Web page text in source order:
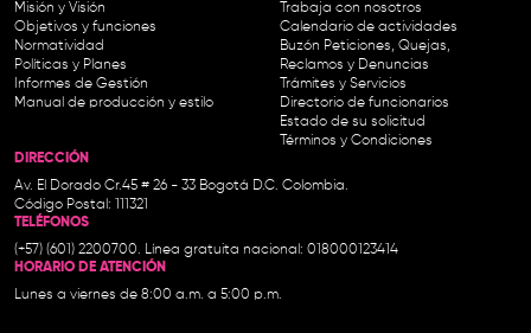
Misión y Visión
Objetivos y funciones
Normatividad
Políticas y Planes
Informes de Gestión
Manual de producción y estilo
Trabaja con nosotros
Calendario de actividades
Buzón Peticiones, Quejas,
Reclamos y Denuncias
Trámites y Servicios
Directorio de funcionarios
Estado de su solicitud
Términos y Condiciones
DIRECCIÓN
Av. El Dorado Cr.45 # 26 - 33 Bogotá D.C. Colombia.
Código Postal: 111321
TELÉFONOS
(+57) (601) 2200700. Línea gratuita nacional: 018000123414
HORARIO DE ATENCIÓN
Lunes a viernes de 8:00 a.m. a 5:00 p.m.